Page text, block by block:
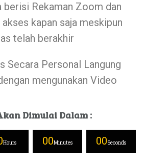
berisi Rekaman Zoom dan
kapan saja meskipun
telah berakhir
Secara Personal Langung
mengunakan Video
Dimulai Dalam :
Hours 00Minutes 00Seconds